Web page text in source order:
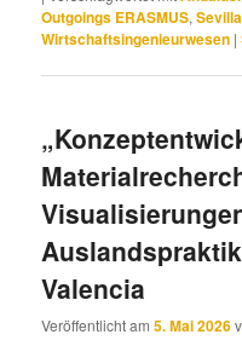
Outgoings ERASMUS,Sevilla
Wirtschaftsingenieurwesen |
Valencia
Veröffentlicht am5. Mai 2026